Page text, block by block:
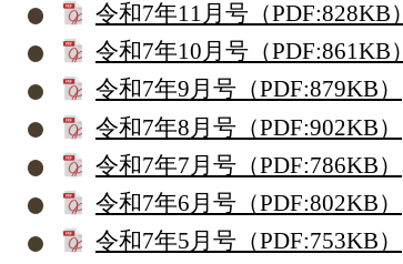
令和7年11月号（PDF:828KB）
令和7年10月号（PDF:861KB）
令和7年9月号（PDF:879KB）
令和7年8月号（PDF:902KB）
令和7年7月号（PDF:786KB）
令和7年6月号（PDF:802KB）
令和7年5月号（PDF:753KB）